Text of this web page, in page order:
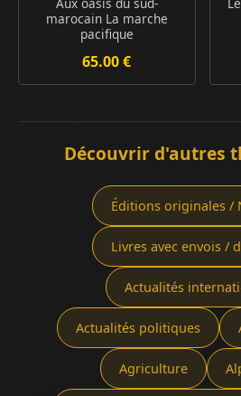
marocain La marche
pacifique
65.00 €
Découvrir d'autres
Éditions originales /
Livres avec envois /
Actualités
Actualités politiques
Agriculture